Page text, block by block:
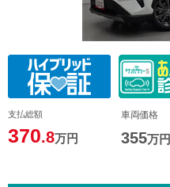
支払総額
370.8万円
車両価格
355万円